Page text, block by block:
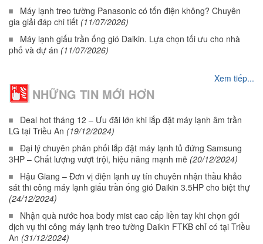
Máy lạnh treo tường Panasonic có tốn điện không? Chuyên
gia giải đáp chi tiết (11/07/2026)
Máy lạnh giấu trần ống gió Daikin. Lựa chọn tối ưu cho nhà
phố và dự án (11/07/2026)
Xem tiếp...
NHỮNG TIN MỚI HƠN
Deal hot tháng 12 – Ưu đãi lớn khi lắp đặt máy lạnh âm trần
LG tại Triều An (19/12/2024)
Đại lý chuyên phân phối lắp đặt máy lạnh tủ đứng Samsung
3HP – Chất lượng vượt trội, hiệu năng mạnh mẽ (20/12/2024)
Hậu Giang – Đơn vị điện lạnh uy tín chuyên nhận thầu khảo
sát thi công máy lạnh giấu trần ống gió Daikin 3.5HP cho biệt thự
(24/12/2024)
Nhận quà nước hoa body mist cao cấp liền tay khi chọn gói
dịch vụ thi công máy lạnh treo tường Daikin FTKB chỉ có tại Triều
An (31/12/2024)